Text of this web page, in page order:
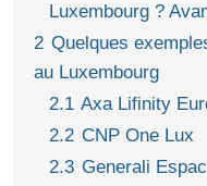
Luxembourg ?
2 Quelques
au Luxembourg
2.1 Axa Lifinity
2.2 CNP One Lux
2.3 Generali